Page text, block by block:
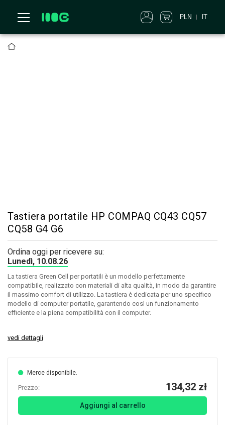
PLN IT
Tastiera portatile HP COMPAQ CQ43 CQ57
CQ58 G4 G6
Ordina oggi per ricevere su:
Lunedì, 10.08.26
La tastiera Green Cell per portatili è un modello perfettamente
compatibile, realizzato con materiali di alta qualità, in modo da garantire
il massimo comfort di utilizzo. La tastiera è dedicata per uno specifico
modello di computer portatile, garantendo così un funzionamento
efficiente e la piena compatibilità con il computer.
vedi dettagli
Merce disponibile.
Prezzo: 134,32 zł
Aggiungi al carrello